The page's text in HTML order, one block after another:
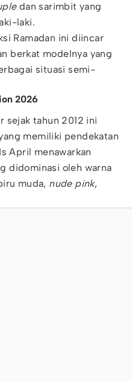
dan sarimbit yang
laki.
Ramadan ini diincar
berkat modelnya yang
situasi semi-
2026
sejak tahun 2012 ini
memiliki pendekatan
April menawarkan
didominasi oleh warna
muda, nude pink,